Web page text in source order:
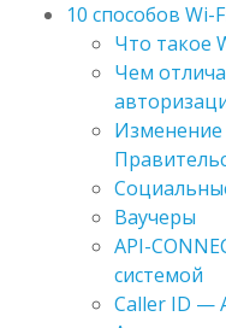
10 способов
Что такое
Чем
Ваучеры
API-
системой
Caller ID —